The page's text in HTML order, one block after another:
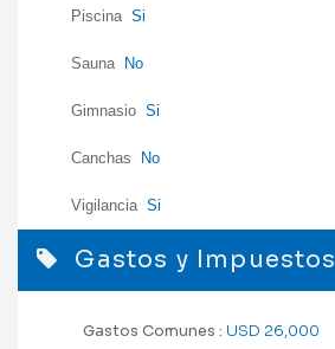
Piscina Si
Sauna No
Gimnasio Si
Canchas No
Vigilancia Si
Gastos y Impuestos
Gastos Comunes : USD 26,000